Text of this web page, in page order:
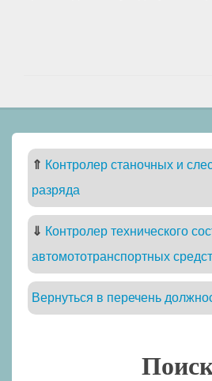
⇑ Контролер станочных и
разряда
⇓ Контролер технического
автомототранспортных
Вернуться в перечень